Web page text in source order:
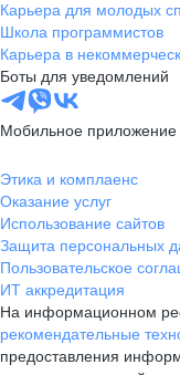
Карьера для молодых
Школа программистов
Карьера в
Боты для уведомлений
Мобильное приложение
Этика и комплаенс
Оказание услуг
Использование сайтов
Защита персональных
Пользовательское
ИТ аккредитация
На информационном
рекомендательные
предоставления